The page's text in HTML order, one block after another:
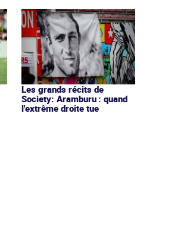
Les grands récits de
Society: Aramburu : quand
l'extrême droite tue